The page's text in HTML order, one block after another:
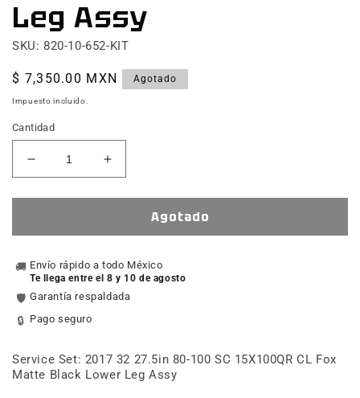
Leg Assy
SKU: 820-10-652-KIT
Precio
habitual
$ 7,350.00 MXN Agotado
Impuesto incluido.
Cantidad
Reducir
cantidad
para
Set:
32
27.5
80-
100
15X100QR
CL
Aumentar
cantidad
para
Service
Set:
32
27.5
80-
15X100QR
CL
Agotado
🚚 Envío rápido a todo México
Te llega entre el 8 y 10 de agosto
🛡️ Garantía respaldada
🔒 Pago seguro
Service Set: 2017 32 27.5in 80-100 SC 15X100QR CL Fox
Matte Black Lower Leg Assy